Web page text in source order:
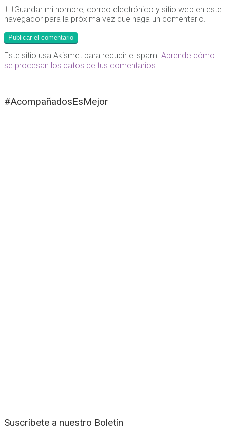
Guardar mi nombre, correo electrónico y sitio web en este
navegador para la próxima vez que haga un comentario.
Este sitio usa Akismet para reducir el spam. Aprende cómo
se procesan los datos de tus comentarios
#AcompañadosEsMejor
Suscríbete a nuestro Boletín